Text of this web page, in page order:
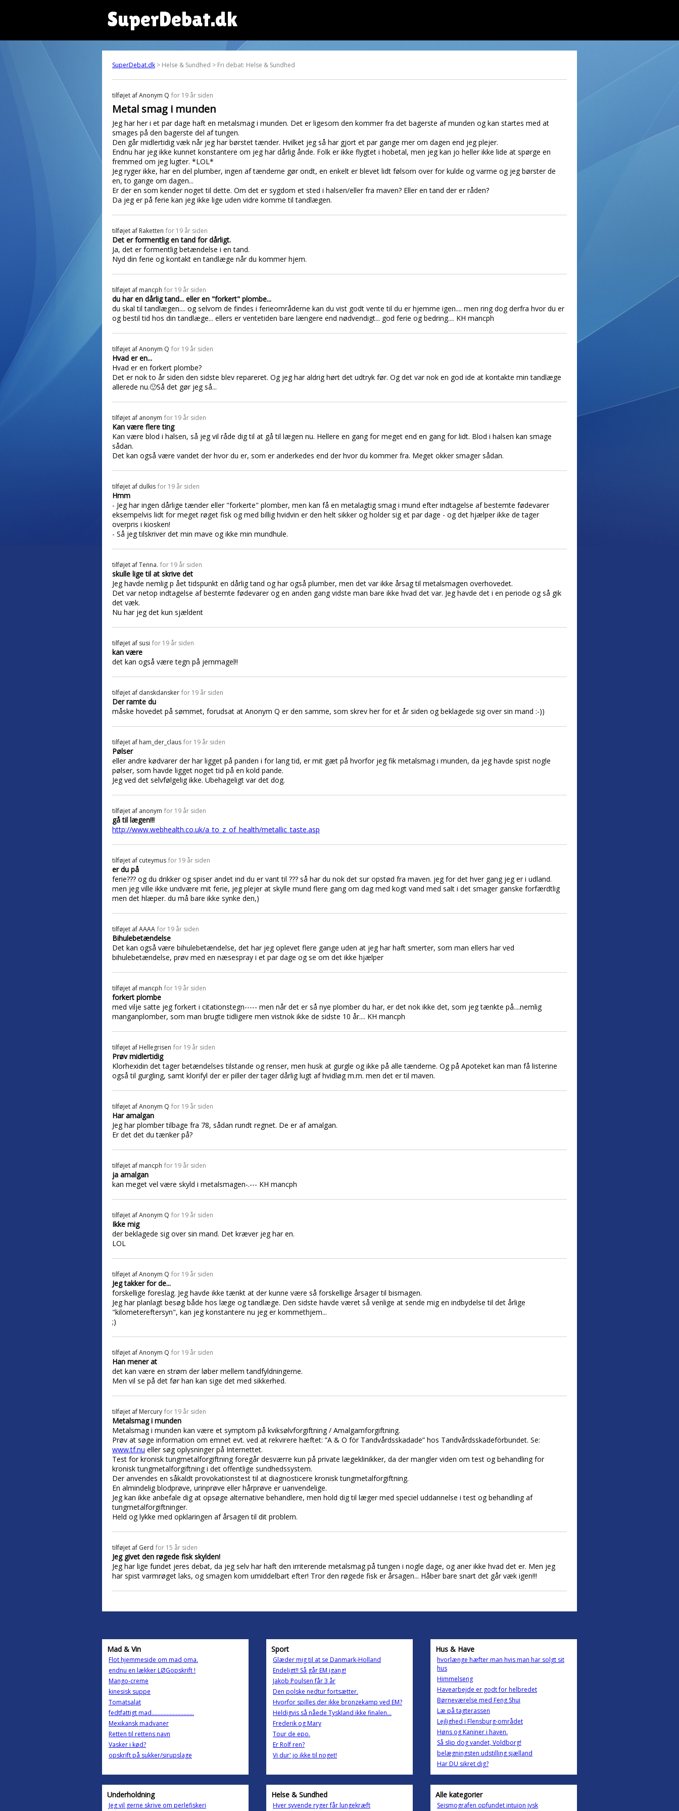
SuperDebat.dk
SuperDebat.dk > Helse & Sundhed > Fri debat: Helse & Sundhed
tilføjet afAnonym Q for 19 år siden
Metal smag i munden
Jeg har her i et par dage haft en metalsmag i munden. Det er ligesom den kommer fra det bagerste af munden og kan startes med at
smages på den bagerste del af tungen.
Den går midlertidig væk når jeg har børstet tænder. Hvilket jeg så har gjort et par gange mer om dagen end jeg plejer.
Endnu har jeg ikke kunnet konstantere om jeg har dårlig ånde. Folk er ikke flygtet i hobetal, men jeg kan jo heller ikke lide at spørge en
fremmed om jeg lugter. *LOL*
Jeg ryger ikke, har en del plumber, ingen af tænderne gør ondt, en enkelt er blevet lidt følsom over for kulde og varme og jeg børster de
en, to gange om dagen...
Er der en som kender noget til dette. Om det er sygdom et sted i halsen/eller fra maven? Eller en tand der er råden?
Da jeg er på ferie kan jeg ikke lige uden vidre komme til tandlægen.
tilføjet af Raketten for 19 år siden
Det er formentlig en tand for dårligt.
Ja, det er formentlig betændelse i en tand.
Nyd din ferie og kontakt en tandlæge når du kommer hjem.
tilføjet af mancph for 19 år siden
du har en dårlig tand... eller en "forkert" plombe...
du skal til tandlægen.... og selvom de findes i ferieområderne kan du vist godt vente til du er hjemme igen.... men ring dog derfra hvor du er
og bestil tid hos din tandlæge... ellers er ventetiden bare længere end nødvendigt... god ferie og bedring.... KH mancph
tilføjet afAnonym Q for 19 år siden
Hvad er en...
Hvad er en forkert plombe?
Det er nok to år siden den sidste blev repareret. Og jeg har aldrig hørt det udtryk før. Og det var nok en god ide at kontakte min tandlæge
allerede nu.🙂Så det gør jeg så...
tilføjet af anonym for 19 år siden
Kan være flere ting
Kan være blod i halsen, så jeg vil råde dig til at gå til lægen nu. Hellere en gang for meget end en gang for lidt. Blod i halsen kan smage
sådan.
Det kan også være vandet der hvor du er, som er anderkedes end der hvor du kommer fra. Meget okker smager sådan.
tilføjet af dulkis for 19 år siden
Hmm
- Jeg har ingen dårlige tænder eller "forkerte" plomber, men kan få en metalagtig smag i mund efter indtagelse af bestemte fødevarer
eksempelvis lidt for meget røget fisk og med billig hvidvin er den helt sikker og holder sig et par dage - og det hjælper ikke de tager
overpris i kiosken!
- Så jeg tilskriver det min mave og ikke min mundhule.
tilføjet afTenna. for 19 år siden
skulle lige til at skrive det
Jeg havde nemlig p ået tidspunkt en dårlig tand og har også plumber, men det var ikke årsag til metalsmagen overhovedet.
Det var netop indtagelse af bestemte fødevarer og en anden gang vidste man bare ikke hvad det var. Jeg havde det i en periode og så gik
det væk.
Nu har jeg det kun sjældent
tilføjet af susi for 19 år siden
kan være
det kan også være tegn på jernmagel!!
tilføjet af danskdansker for 19 år siden
Der ramte du
måske hovedet på sømmet, forudsat at Anonym Q er den samme, som skrev her for et år siden og beklagede sig over sin mand :-))
tilføjet af ham_der_claus for 19 år siden
Pølser
eller andre kødvarer der har ligget på panden i for lang tid, er mit gæt på hvorfor jeg fik metalsmag i munden, da jeg havde spist nogle
pølser, som havde ligget noget tid på en kold pande.
Jeg ved det selvfølgelig ikke. Ubehageligt var det dog.
tilføjet af anonym for 19 år siden
gå til lægen!!!
http://www.webhealth.co.uk/a_to_z_of_health/metallic_taste.asp
tilføjet af cuteymus for 19 år siden
er du på
ferie??? og du drikker og spiser andet ind du er vant til ??? så har du nok det sur opstød fra maven. jeg for det hver gang jeg er i udland.
men jeg ville ikke undvære mit ferie, jeg plejer at skylle mund flere gang om dag med kogt vand med salt i det smager ganske forfærdtlig
men det hlæper. du må bare ikke synke den,)
tilføjet afAAAA for 19 år siden
Bihulebetændelse
Det kan også være bihulebetændelse, det har jeg oplevet flere gange uden at jeg har haft smerter, som man ellers har ved
bihulebetændelse, prøv med en næsespray i et par dage og se om det ikke hjælper
tilføjet af mancph for 19 år siden
forkert plombe
med vilje satte jeg forkert i citationstegn----- men når det er så nye plomber du har, er det nok ikke det, som jeg tænkte på....nemlig
manganplomber, som man brugte tidligere men vistnok ikke de sidste 10 år.... KH mancph
tilføjet af Hellegrisen for 19 år siden
Prøv midlertidig
Klorhexidin det tager betændelses tilstande og renser, men husk at gurgle og ikke på alle tænderne. Og på Apoteket kan man få listerine
også til gurgling, samt klorifyl der er piller der tager dårlig lugt af hvidløg m.m. men det er til maven.
tilføjet afAnonym Q for 19 år siden
Har amalgan
Jeg har plomber tilbage fra 78, sådan rundt regnet. De er af amalgan.
Er det det du tænker på?
tilføjet af mancph for 19 år siden
ja amalgan
kan meget vel være skyld i metalsmagen-.--- KH mancph
tilføjet afAnonym Q for 19 år siden
Ikke mig
der beklagede sig over sin mand. Det kræver jeg har en.
LOL
tilføjet afAnonym Q for 19 år siden
Jeg takker for de...
forskellige foreslag. Jeg havde ikke tænkt at der kunne være så forskellige årsager til bismagen.
Jeg har planlagt besøg både hos læge og tandlæge. Den sidste havde været så venlige at sende mig en indbydelse til det årlige
"kilometereftersyn", kan jeg konstantere nu jeg er kommethjem...
;)
tilføjet afAnonym Q for 19 år siden
Han mener at
det kan være en strøm der løber mellem tandfyldningerne.
Men vil se på det før han kan sige det med sikkerhed.
tilføjet af Mercury for 19 år siden
Metalsmag i munden
Metalsmag i munden kan være et symptom på kviksølvforgiftning / Amalgamforgiftning.
Prøv at søge information om emnet evt. ved at rekvirere hæftet: ”A & O för Tandvårdsskadade” hos Tandvårdsskadeförbundet. Se:
www.tf.nu eller søg oplysninger på Internettet.
Test for kronisk tungmetalforgiftning foregår desværre kun på private lægeklinikker, da der mangler viden om test og behandling for
kronisk tungmetalforgiftning i det offentlige sundhedssystem.
Der anvendes en såkaldt provokationstest til at diagnosticere kronisk tungmetalforgiftning.
En almindelig blodprøve, urinprøve eller hårprøve er uanvendelige.
Jeg kan ikke anbefale dig at opsøge alternative behandlere, men hold dig til læger med speciel uddannelse i test og behandling af
tungmetalforgiftninger.
Held og lykke med opklaringen af årsagen til dit problem.
tilføjet af Gerd for 15 år siden
Jeg givet den røgede fisk skylden!
Jeg har lige fundet jeres debat, da jeg selv har haft den irriterende metalsmag på tungen i nogle dage, og aner ikke hvad det er. Men jeg
har spist varmrøget laks, og smagen kom umiddelbart efter! Tror den røgede fisk er årsagen... Håber bare snart det går væk igen!!!
Mad & Vin
Flot hjemmeside om mad oma.
endnu en lækker LØGopskrift !
Mango-creme
kinesisk suppe
Tomatsalat
fedtfattigt mad............................
Mexikansk madvaner
Retten til rettens navn
Vasker i kød?
opskrift på sukker/sirupslage
Sport
Glæder mig til at se Danmark-Holland
Endeligt!! Så går EM igang!
Jakob Poulsen får 3 år
Den polske nedtur fortsætter.
Hvorfor spilles der ikke bronzekamp ved EM?
Heldigvis så nåede Tyskland ikke finalen...
Frederik og Mary
Tour de epo.
Er Rolf ren?
Vi dur' jo ikke til noget!
Hus & Have
hvorlænge hæfter man hvis man har solgt sit
hus
Himmelseng
Havearbejde er godt for helbredet
Børneværelse med Feng Shui
Læ på tagterassen
Lejlighed i Flensburg-området
Høns og Kaniner i haven.
Så slip dog vandet, Voldborg!
belægningsten udstilling sjælland
Har DU sikret dig?
Underholdning
Jeg vil gerne skrive om perlefiskeri
Helse & Sundhed
Hver syvende ryger får lungekræft
Alle kategorier
Seismografen opfundet intuion jysk